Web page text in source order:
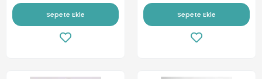
Sepete Ekle Sepete Ekle